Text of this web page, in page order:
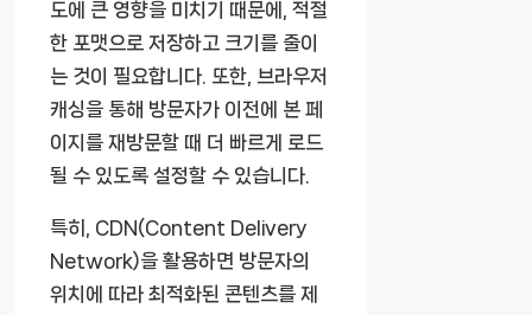
도에 큰 영향을 미치기 때문에, 적절
한 포맷으로 저장하고 크기를 줄이
는 것이 필요합니다. 또한, 브라우저
캐싱을 통해 방문자가 이전에 본 페
이지를 재방문할 때 더 빠르게 로드
될 수 있도록 설정할 수 있습니다.
특히, CDN(Content Delivery
Network)을 활용하면 방문자의
위치에 따라 최적화된 콘텐츠를 제